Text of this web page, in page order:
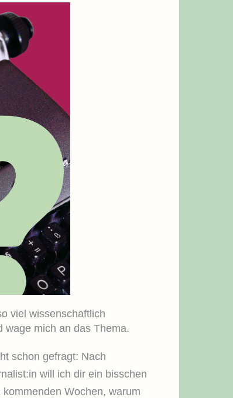
viel wissenschaftlich
wage mich an das Thema.
schon gefragt: Nach
will ich dir ein bisschen
Wochen, warum